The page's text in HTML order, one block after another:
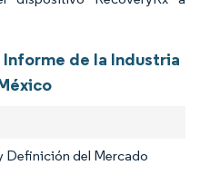
de la Industria
Definición del Mercado